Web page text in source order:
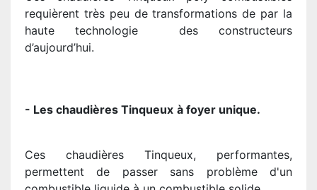
requièrent très peu de transformations de par la
haute technologie des constructeurs
d’aujourd’hui.
- Les chaudières Tinqueux à foyer unique.
Ces chaudières Tinqueux, performantes,
permettent de passer sans problème d'un